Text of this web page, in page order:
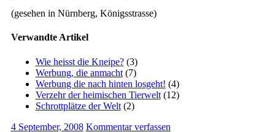
(gesehen in Nürnberg, Königsstrasse)
Verwandte Artikel
Wie heisst die Kneipe?(3)
Werbung, die anmacht(7)
Werbung die nach hinten losgeht! (4)
Verzehr der heimischen Tierwelt(12)
Schrottplätze der Welt(2)
4 September, 2008 Kommentar verfassen